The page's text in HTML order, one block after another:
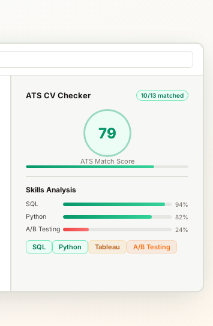
ATS CV Checker 10/13 matched
79
ATS Match Score
Skills Analysis
SQL 94%
Python 82%
A/B Testing 24%
SQL Python Tableau A/B Testing